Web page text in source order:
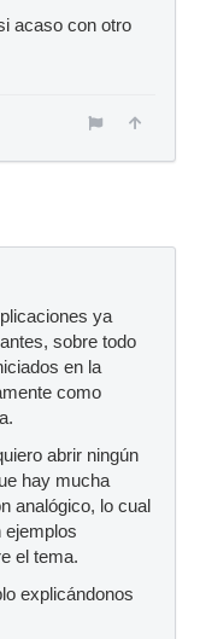
acaso con otro
ya
sobre todo
en la
como
abrir ningún
hay mucha
analógico, lo cual
ejemplos
el tema.
explicándonos